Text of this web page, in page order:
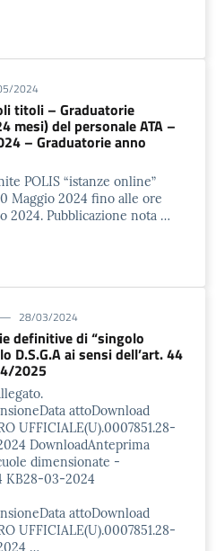
2024
titoli – Graduatorie
mesi) del personale ATA –
– Graduatorie anno
POLIS “istanze online”
Maggio 2024 fino alle ore
2024. Pubblicazione nota …
28/03/2024
definitive di “singolo
D.S.G.A ai sensi dell’art. 44
2025
attoDownload
UFFICIALE(U).0007851.28-
DownloadAnteprima
dimensionate -
KB28-03-2024
attoDownload
UFFICIALE(U).0007851.28-
…